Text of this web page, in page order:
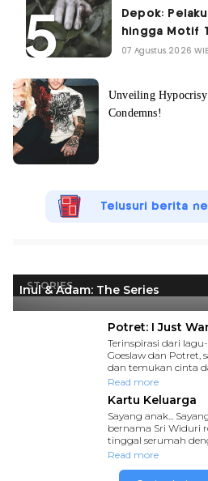
Depok:
hingga Motif
07 Agustus 2026
Telusuri berita